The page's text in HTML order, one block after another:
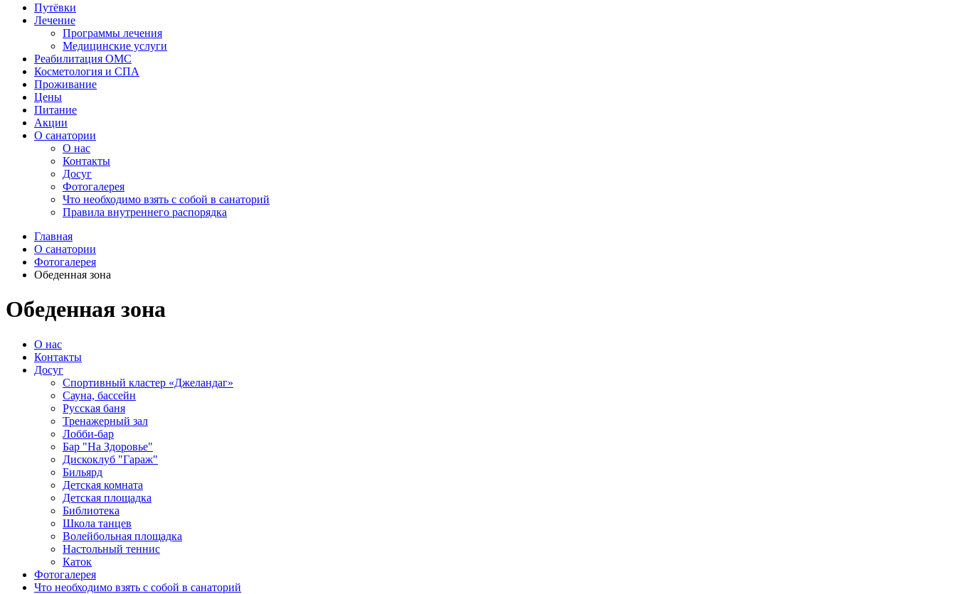
Путёвки
Лечение
Программы лечения
Медицинские услуги
Реабилитация ОМС
Косметология и СПА
Проживание
Цены
Питание
Акции
О санатории
О нас
Контакты
Досуг
Фотогалерея
Что необходимо взять с собой в санаторий
Правила внутреннего распорядка
Главная
О санатории
Фотогалерея
Обеденная зона
Обеденная зона
О нас
Контакты
Досуг
Спортивный кластер «Джеландаг»
Сауна, бассейн
Русская баня
Тренажерный зал
Лобби-бар
Бар "На Здоровье"
Дискоклуб "Гараж"
Бильярд
Детская комната
Детская площадка
Библиотека
Школа танцев
Волейбольная площадка
Настольный теннис
Каток
Фотогалерея
Что необходимо взять с собой в санаторий